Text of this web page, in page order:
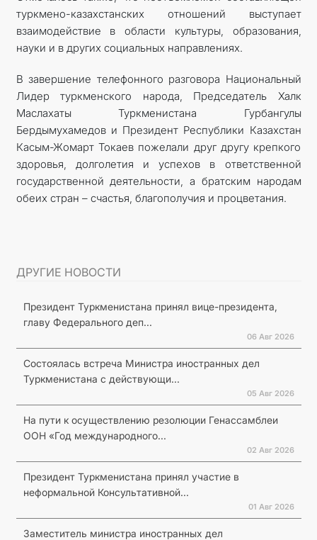
туркмено-казахстанских отношений выступает
взаимодействие в области культуры, образования,
науки и в других социальных направлениях.
В завершение телефонного разговора Национальный
Лидер туркменского народа, Председатель Халк
Маслахаты Туркменистана Гурбангулы
Бердымухамедов и Президент Республики Казахстан
Касым-Жомарт Токаев пожелали друг другу крепкого
здоровья, долголетия и успехов в ответственной
государственной деятельности, а братским народам
обеих стран – счастья, благополучия и процветания.
ДРУГИЕ НОВОСТИ
Президент Туркменистана принял вице-президента,
главу Федерального деп...
06 Авг 2026
Состоялась встреча Министра иностранных дел
Туркменистана с действующи...
05 Авг 2026
На пути к осуществлению резолюции Генассамблеи
ООН «Год международного...
02 Авг 2026
Президент Туркменистана принял участие в
неформальной Консультативной...
01 Авг 2026
Заместитель министра иностранных дел